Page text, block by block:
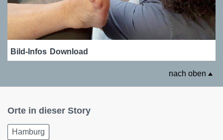
Bild-Infos Download
nach oben
Orte in dieser Story
Hamburg